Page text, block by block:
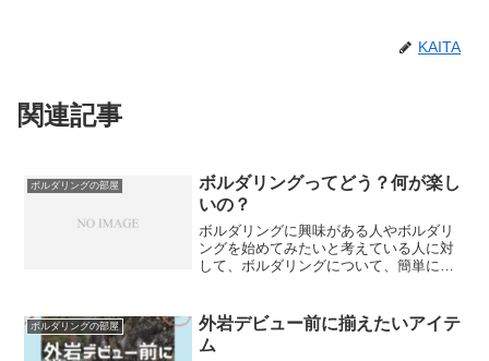
KAITA
関連記事
ボルダリングの部屋
ボルダリングってどう？何が楽し
いの？
ボルダリングに興味がある人やボルダリ
ングを始めてみたいと考えている人に対
して、ボルダリングについて、簡単に解
ボルダリングの部屋
外岩デビュー前に揃えたいアイテ
ム